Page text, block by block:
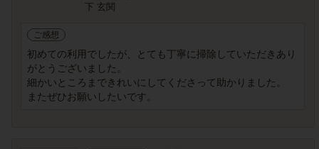
下 玄関
ご感想
初めての利用でしたが、とても丁寧に掃除していただきあり
がとうございました。
細かいところまできれいにしてくださって助かりました。
またぜひお願いしたいです。